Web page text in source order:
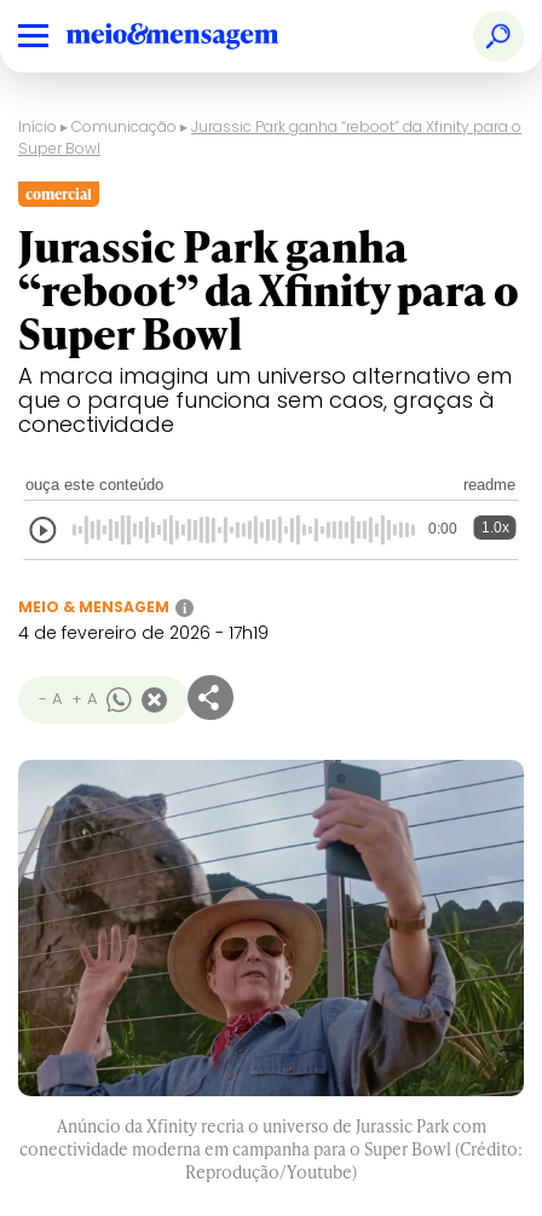
Início ▸Comunicação ▸Jurassic Park ganha “reboot” da Xfinity para o
Super Bowl
comercial
Jurassic Park ganha
“reboot” da Xfinity para o
Super Bowl
A marca imagina um universo alternativo em
que o parque funciona sem caos, graças à
conectividade
ouça este conteúdo readme
0:00 1.0x
MEIO & MENSAGEM i
4 de fevereiro de 2026 - 17h19
- A + A
Anúncio da Xfinity recria o universo de Jurassic Park com
conectividade moderna em campanha para o Super Bowl (Crédito:
Reprodução/Youtube)